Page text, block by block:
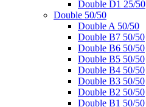
Double D1 25/50
Double 50/50
Double A 50/50
Double B7 50/50
Double B6 50/50
Double B5 50/50
Double B4 50/50
Double B3 50/50
Double B2 50/50
Double B1 50/50